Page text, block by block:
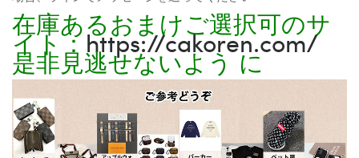
在庫あるおまけご選択可のサ
イト：https://cakoren.com/
是非見逃せないよう に